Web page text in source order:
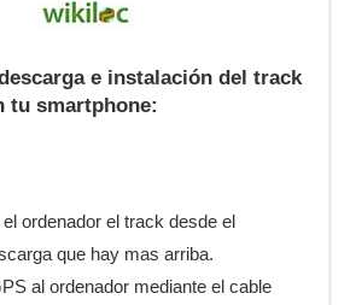
e instalación del track
tu smartphone:
ordenador el track desde el
que hay mas arriba.
al ordenador mediante el cable